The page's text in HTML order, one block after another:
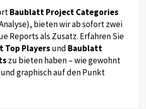
Baublatt Project Categories
bieten wir ab sofort zwei
Reports als Zusatz. Erfahren Sie
Top Playersund Baublatt
zu bieten haben – wie gewohnt
graphisch auf den Punkt